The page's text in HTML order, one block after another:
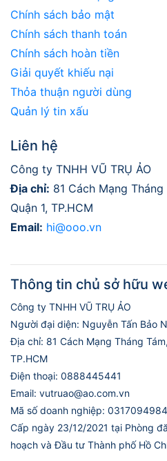
Chính sách bảo mật
Chính sách thanh toán
Chính sách hoàn tiền
Giải quyết khiếu nại
Thỏa thuận người dùng
Quản lý tin xấu
Liên hệ
Công ty TNHH VŨ TRỤ ẢO
Địa chỉ: 81 Cách Mạng
Quận 1, TP.HCM
Email: hi@ooo.vn
Thông tin chủ sở hữu
Công ty TNHH VŨ TRỤ ẢO
Người đại diện: Nguyễn Tấn Bảo
Địa chỉ: 81 Cách Mạng Tháng
TP.HCM
Điện thoại: 0888445441
Email: vutruao@ao.com.vn
Mã số doanh nghiệp: 0317094984
Cấp ngày 23/12/2021 tại Phòng
hoạch và Đầu tư Thành phố Hồ